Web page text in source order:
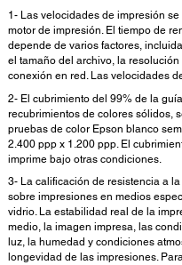
1- Las velocidades de impresión
motor de impresión. El tiempo de
depende de varios factores,
el tamaño del archivo, la
conexión en red. Las velocidades
2- El cubrimiento del 99% de la
recubrimientos de colores sólidos,
pruebas de color Epson blanco
2.400 ppp x 1.200 ppp. El
imprime bajo otras condiciones.
3- La calificación de resistencia a
sobre impresiones en medios
vidrio. La estabilidad real de la
medio, la imagen impresa, las
luz, la humedad y condiciones
longevidad de las impresiones.